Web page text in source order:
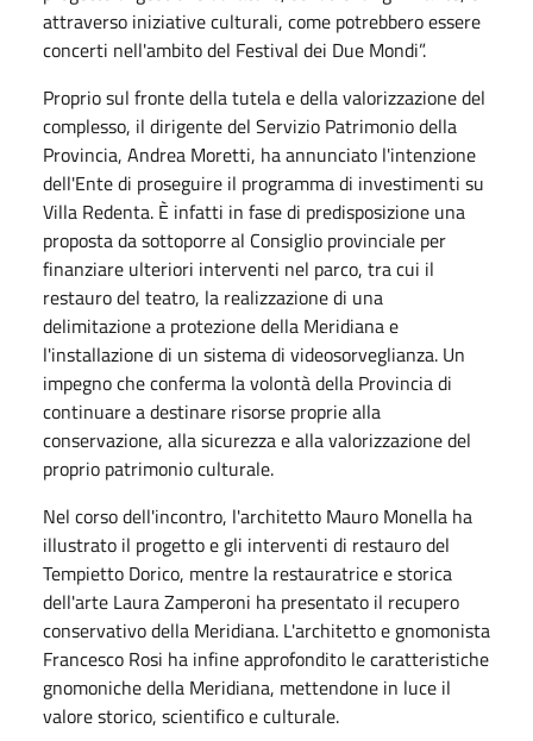
attraverso iniziative culturali, come potrebbero essere
concerti nell'ambito del Festival dei Due Mondi”.
Proprio sul fronte della tutela e della valorizzazione del
complesso, il dirigente del Servizio Patrimonio della
Provincia, Andrea Moretti, ha annunciato l'intenzione
dell'Ente di proseguire il programma di investimenti su
Villa Redenta. È infatti in fase di predisposizione una
proposta da sottoporre al Consiglio provinciale per
finanziare ulteriori interventi nel parco, tra cui il
restauro del teatro, la realizzazione di una
delimitazione a protezione della Meridiana e
l'installazione di un sistema di videosorveglianza. Un
impegno che conferma la volontà della Provincia di
continuare a destinare risorse proprie alla
conservazione, alla sicurezza e alla valorizzazione del
proprio patrimonio culturale.
Nel corso dell'incontro, l'architetto Mauro Monella ha
illustrato il progetto e gli interventi di restauro del
Tempietto Dorico, mentre la restauratrice e storica
dell'arte Laura Zamperoni ha presentato il recupero
conservativo della Meridiana. L'architetto e gnomonista
Francesco Rosi ha infine approfondito le caratteristiche
gnomoniche della Meridiana, mettendone in luce il
valore storico, scientifico e culturale.